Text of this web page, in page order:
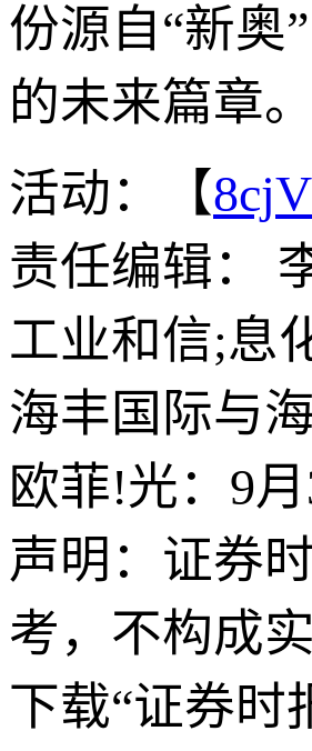
份源自“新奥
的未来篇章。
活动：【
责任编辑：
工业和信;息
海丰国际与
欧菲!光：9
声明：证券
考，不构成
下载“证券时